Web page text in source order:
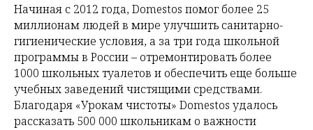
Начиная с 2012 года, Domestos помог более 25
миллионам людей в мире улучшить санитарно-
гигиенические условия, а за три года школьной
программы в России – отремонтировать более
1000 школьных туалетов и обеспечить еще больше
учебных заведений чистящими средствами.
Благодаря «Урокам чистоты» Domestos удалось
рассказать 500 000 школьникам о важности